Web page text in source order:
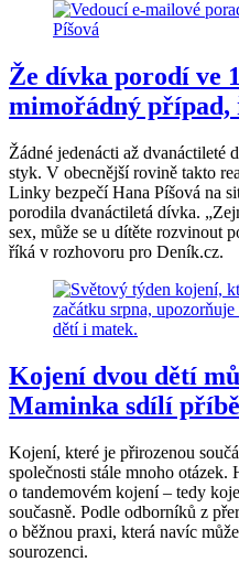
Že dívka porodí ve
mimořádný případ,
Žádné jedenácti až dvanáctileté
styk. V obecnější rovině takto
Linky bezpečí Hana Píšová na
porodila dvanáctiletá dívka.
sex, může se u dítěte rozvinout
říká v rozhovoru pro Deník.cz.
Kojení dvou dětí
Maminka sdílí
Kojení, které je přirozenou
společnosti stále mnoho otázek.
o tandemovém kojení – tedy
současně. Podle odborníků z
o běžnou praxi, která navíc
sourozenci.